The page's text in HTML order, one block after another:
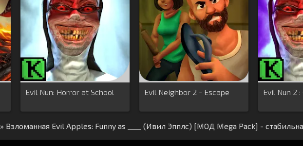
Evil Nun: Horror at School Evil Neighbor 2 - Escape Evil Nun 2
» Взломанная Evil Apples: Funny as ____ (Ивил Эпплс) [МОД Mega Pack] -